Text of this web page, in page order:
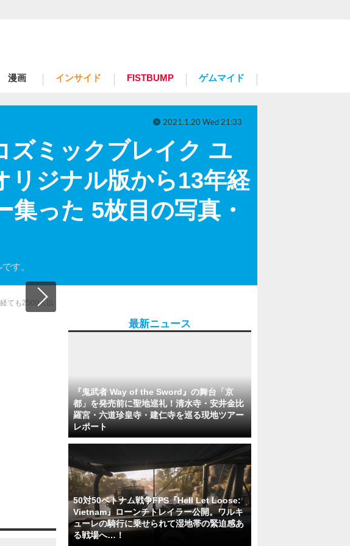
漫画 インサイド FISTBUMP ゲムマイド
ズミックブレイク ユ
リジナル版から13年経
った 5枚目の写真・
す。
2021.1.20 Wed 21:33
ても2500人以
最新ニュース
『鬼武者 Way of the Sword』の舞台「京
都」を発売前に聖地巡礼！清水寺・安井金比
羅宮・六道珍皇寺・建仁寺を巡る現地ツアー
レポート
50対50ベトナム戦争FPS『Hell Let Loose:
Vietnam』ローンチトレイラー公開。ワルキ
ューレの騎行に乗せられて湿地帯の緊迫感あ
る戦場へ…！